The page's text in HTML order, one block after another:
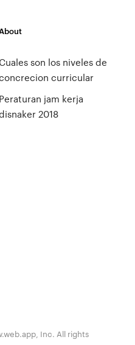
Cuales son los niveles de
curricular
Peraturan jam kerja
2018
Inc. All rights